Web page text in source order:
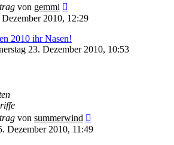
von gemmi
2010, 12:29
2010 ihr Nasen!
23. Dezember 2010, 10:53
von summerwind
Dezember 2010, 11:49